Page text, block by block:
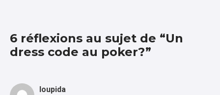
6 réflexions au sujet de “Un
dress code au poker?”
loupida